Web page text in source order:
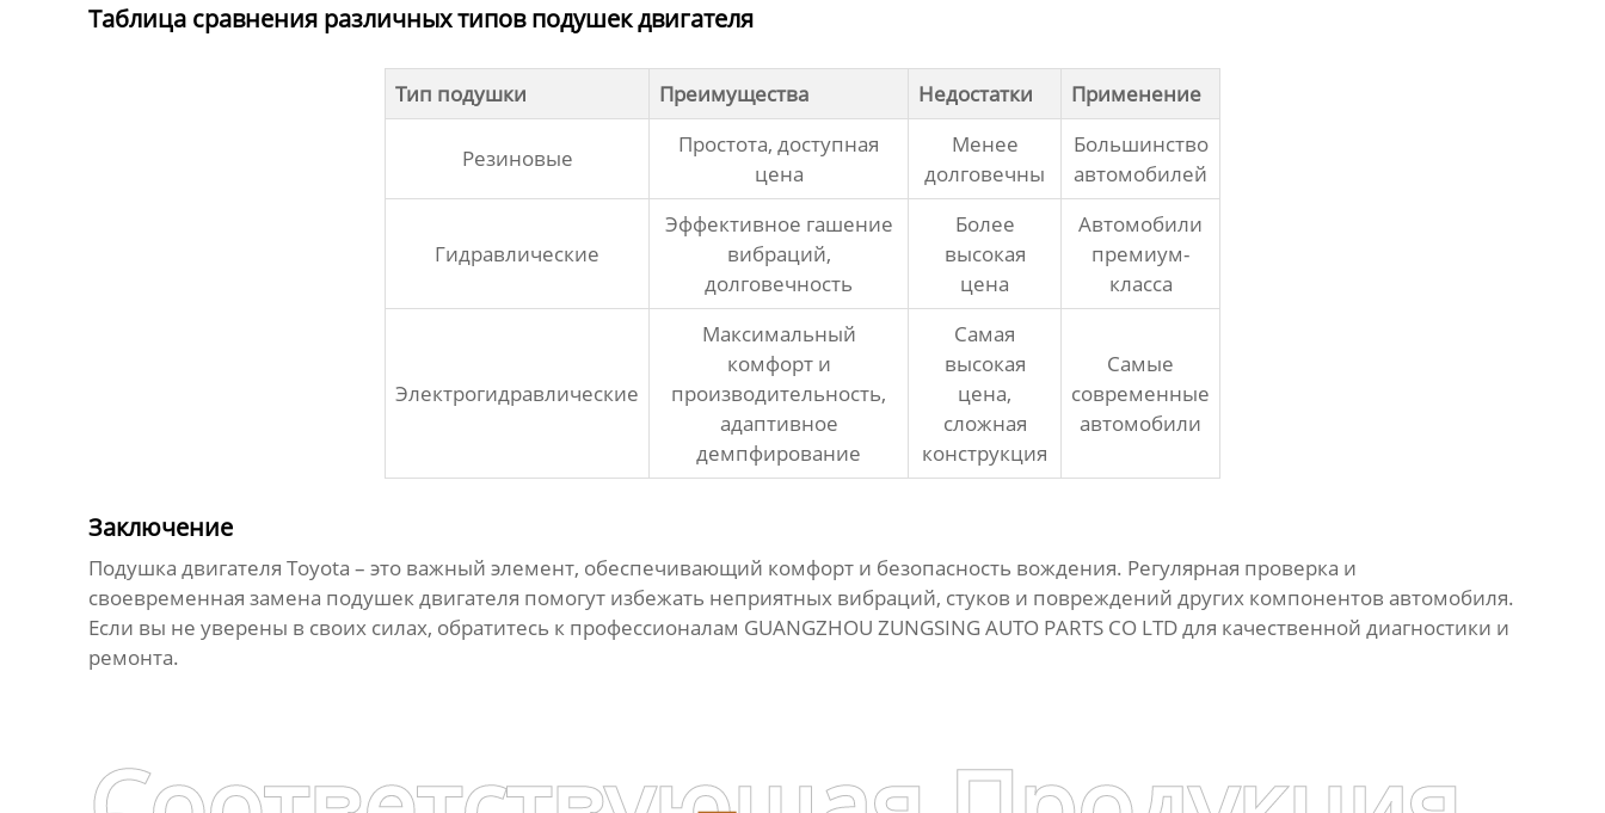
Таблица сравнения различных типов подушек двигателя
Тип подушки Преимущества Недостатки Применение
Резиновые
Простота, доступная
цена
Менее
долговечны
Большинство
автомобилей
Гидравлические
Эффективное гашение
вибраций,
долговечность
Более
высокая
цена
Автомобили
премиум-
класса
Электрогидравлические
Максимальный
комфорт и
производительность,
адаптивное
демпфирование
Самая
высокая
цена,
сложная
конструкция
Самые
современные
автомобили
Заключение
Подушка двигателя Toyota – это важный элемент, обеспечивающий комфорт и безопасность вождения. Регулярная проверка и
своевременная замена подушек двигателя помогут избежать неприятных вибраций, стуков и повреждений других компонентов автомобиля.
Если вы не уверены в своих силах, обратитесь к профессионалам GUANGZHOU ZUNGSING AUTO PARTS CO LTD для качественной диагностики и
ремонта.